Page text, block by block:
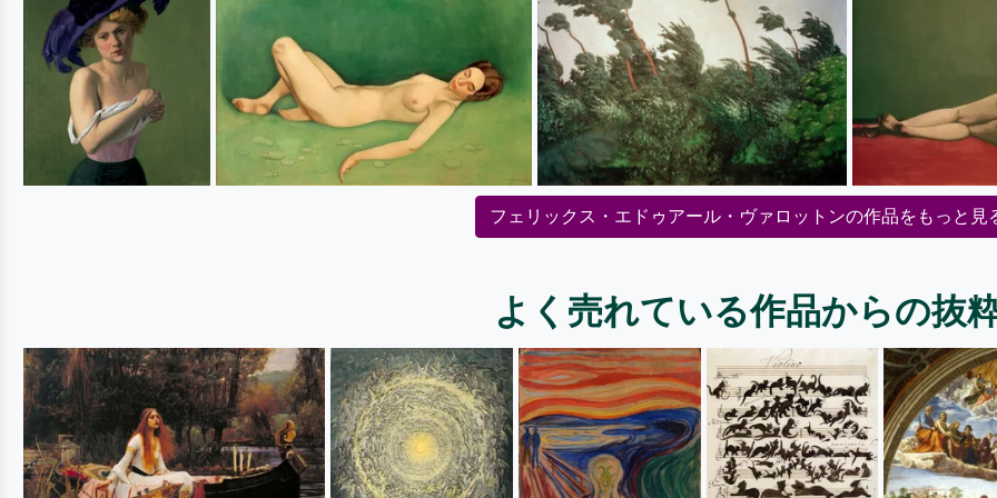
フェリックス・エドゥアール・ヴァロットンの作品をもっと見
よく売れている作品からの抜